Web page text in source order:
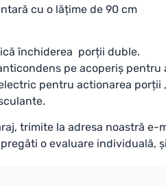
cu o lățime de 90 cm
închiderea porții duble.
pe acoperiș pentru
pentru actionarea porții
trimite la adresa noastră e-
o evaluare individuală,